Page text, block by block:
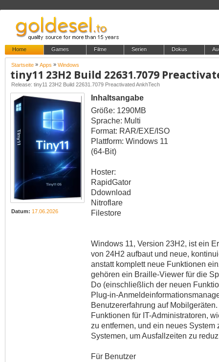
Home Games Filme Serien Dokus
Startseite » Apps » Windows
tiny11 23H2 Build 22631.7079
Release: tiny11 23H2 Build 22631.7079 Preactivated AnkhTech
Datum: 17.06.2026
Inhaltsangabe
Größe: 1290MB
Sprache: Multi
Format: RAR/EXE/ISO
Plattform: Windows 11
(64-Bit)
Hoster:
RapidGator
Ddownload
Nitroflare
Filestore
Windows 11, Version 23H2, ist ein
von 24H2 aufbaut und neue,
anstatt komplett neue Funktionen
gehören ein Braille-Viewer für die
Do (einschließlich der neuen
Plug-in-
Benutzererfahrung auf
Funktionen für IT-Administratoren,
zu entfernen, und ein neues
Systemen, um Ausfallzeiten zu
Für Benutzer